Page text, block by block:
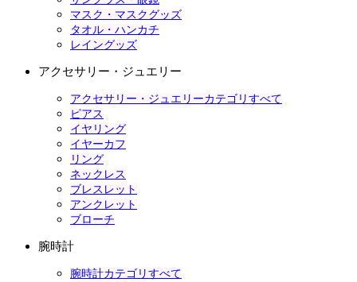
マスク・マスクグッズ
タオル・ハンカチ
レイングッズ
アクセサリー・ジュエリー
アクセサリー・ジュエリーカテゴリすべて
ピアス
イヤリング
イヤーカフ
リング
ネックレス
ブレスレット
アンクレット
ブローチ
腕時計
腕時計カテゴリすべて